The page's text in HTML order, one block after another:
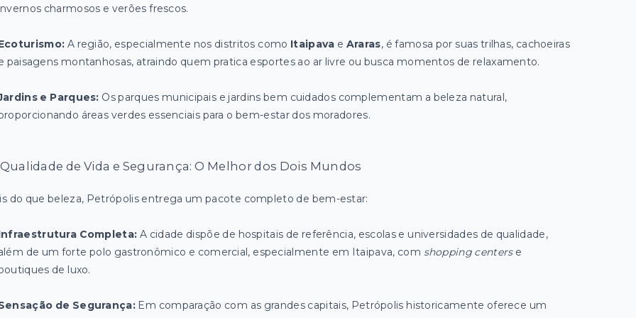
charmosos e verões frescos.
A região, especialmente nos distritos como Itaipava e Araras, é famosa por suas trilhas, cachoeiras
paisagens montanhosas, atraindo quem pratica esportes ao ar livre ou busca momentos de relaxamento.
e Parques: Os parques municipais e jardins bem cuidados complementam a beleza natural,
áreas verdes essenciais para o bem-estar dos moradores.
de Vida e Segurança: O Melhor dos Dois Mundos
do que beleza, Petrópolis entrega um pacote completo de bem-estar:
Completa: A cidade dispõe de hospitais de referência, escolas e universidades de qualidade,
de um forte polo gastronômico e comercial, especialmente em Itaipava, com shopping centerse
de luxo.
de Segurança:Em comparação com as grandes capitais, Petrópolis historicamente oferece um